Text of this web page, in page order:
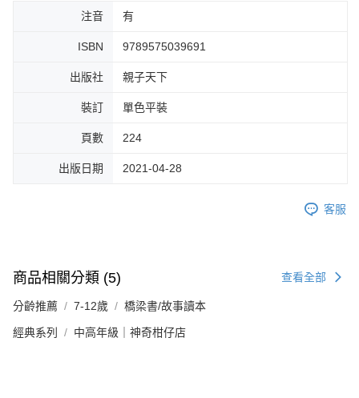
注音 有
ISBN 9789575039691
出版社 親子天下
裝訂 單色平裝
頁數 224
出版日期 2021-04-28
客服
商品相關分類 (5) 查看全部
分齡推薦 7-12歲 橋梁書/故事讀本
經典系列 中高年級｜神奇柑仔店